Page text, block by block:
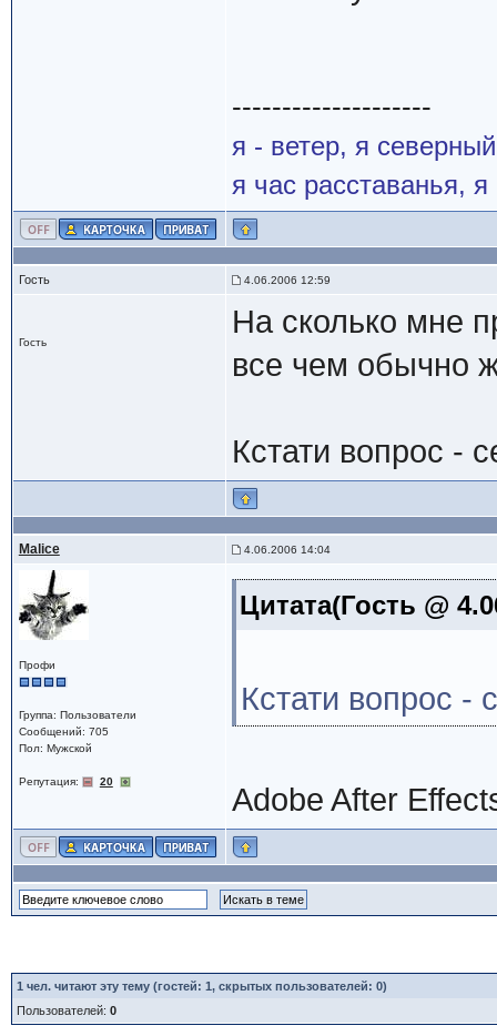
--------------------
я - ветер, я
я час расставанья,
Гость 4.06.2006 12:59
Гость
На сколько мне
все чем обычно
Кстати вопрос -
Malice 4.06.2006 14:04
Профи
Группа: Пользователи
Сообщений: 705
Пол: Мужской
Репутация: 20
Цитата(Гость @
Кстати вопрос -
Adobe After
1 чел. читают эту тему (гостей: 1, скрытых пользователей: 0)
Пользователей: 0